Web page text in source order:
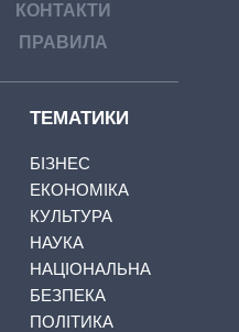
КОНТАКТИ
ПРАВИЛА
ТЕМАТИКИ
БІЗНЕС
ЕКОНОМІКА
КУЛЬТУРА
НАУКА
НАЦІОНАЛЬНА
БЕЗПЕКА
ПОЛІТИКА